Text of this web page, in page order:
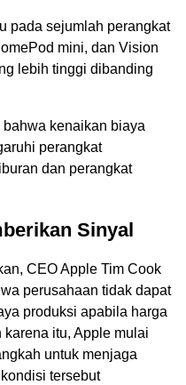
pada sejumlah perangkat
mini, dan Vision
lebih tinggi dibanding
kenaikan biaya
perangkat
dan perangkat
Sinyal
CEO Apple Tim Cook
perusahaan tidak dapat
produksi apabila harga
itu, Apple mulai
untuk menjaga
tersebut